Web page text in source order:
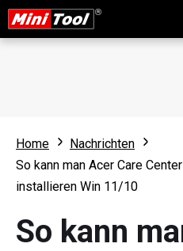
Home
Nachrichten
So kann man Acer Care
installieren Win 11/10
So kann